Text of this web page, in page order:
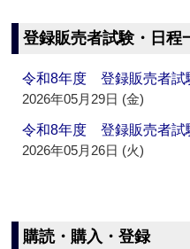
登録販売者試験・日程
令和8年度 登録販売者
2026年05月29日 (金)
令和8年度 登録販売者
2026年05月26日 (火)
購読・購入・登録